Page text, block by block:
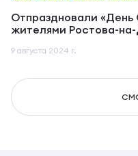
Отпраздновали «День
жителями Ростова-
9 августа 2024 г.